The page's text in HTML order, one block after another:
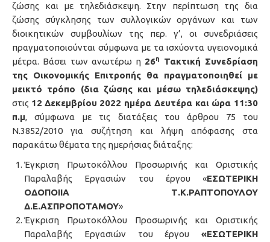
ζώσης και με τηλεδιάσκεψη. Στην περίπτωση της δια
ζώσης σύγκλησης των συλλογικών οργάνων και των
διοικητικών συμβουλίων της περ. γ’, οι συνεδριάσεις
πραγματοποιούνται σύμφωνα με τα ισχύοντα υγειονομικά
μέτρα. Βάσει των ανωτέρω η 26η
Τακτική Συνεδρίαση
της Οικονομικής Επιτροπής θα πραγματοποιηθεί με
μεικτό τρόπο (δια ζώσης και μέσω τηλεδιάσκεψης)
στις 12 Δεκεμβρίου 2022 ημέρα Δευτέρα και ώρα 11:30
π.μ, σύμφωνα με τις διατάξεις του άρθρου 75 του
Ν.3852/2010 για συζήτηση και λήψη απόφασης στα
παρακάτω θέματα της ημερήσιας διάταξης:
Έγκριση Πρωτοκόλλου Προσωρινής και Οριστικής
Παραλαβής Εργασιών του έργου «ΕΣΩΤΕΡΙΚΗ
ΟΔΟΠΟΙΙΑ Τ.Κ.ΡΑΠΤΟΠΟΥΛΟΥ
Δ.Ε.ΑΣΠΡΟΠΟΤΑΜΟΥ»
Έγκριση Πρωτοκόλλου Προσωρινής και Οριστικής
Παραλαβής Εργασιών του έργου «ΕΣΩΤΕΡΙΚΗ